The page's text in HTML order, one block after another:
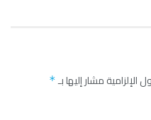
الإلزامية مشار إليها بـ*